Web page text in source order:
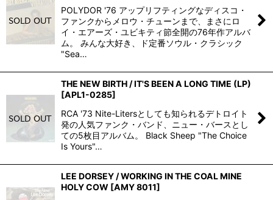
POLYDOR '76 アップリフティングなディスコ・
ファンクからメロウ・チューンまで、まさにロ
イ・エアーズ・ユビキティ節全開の76年作アルバ
ム。 みんな大好き、ド定番ソウル・クラシック
"Sea…
THE NEW BIRTH / IT'S BEEN A LONG TIME (LP)
[APL1-0285]
RCA '73 Nite-Litersとしても知られるデトロイト
発の人気ファンク・バンド、ニュー・バースとし
ての5枚目アルバム。 Black Sheep "The Choice
Is Yours"…
LEE DORSEY / WORKING IN THE COAL MINE
HOLY COW [AMY 8011]